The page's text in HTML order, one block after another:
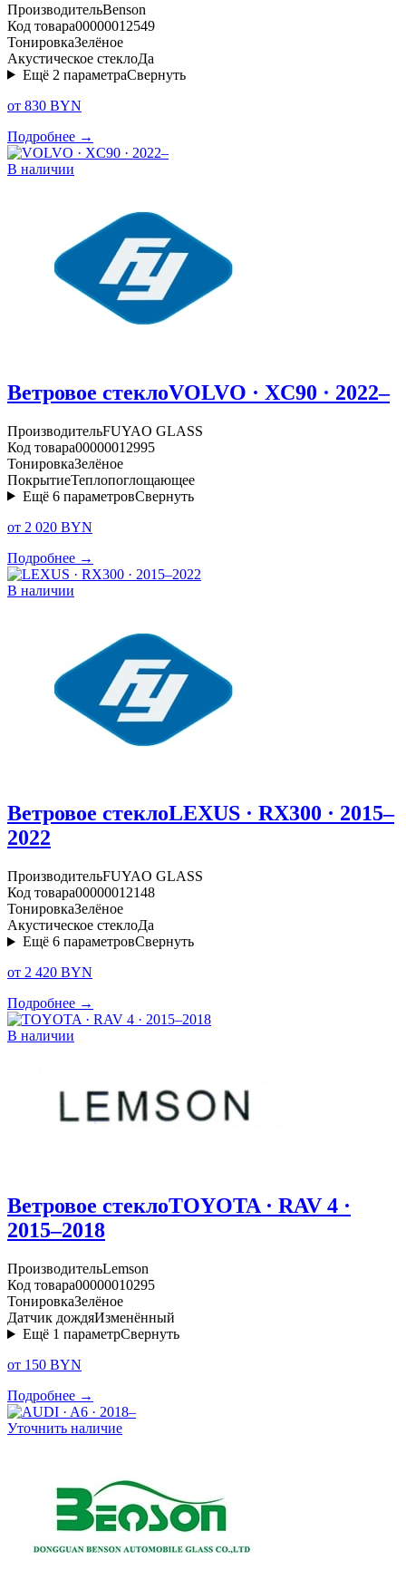
ПроизводительBenson
Код товара00000012549
ТонировкаЗелёное
Акустическое стеклоДа
Ещё 2 параметраСвернуть
от 830 BYN
Подробнее →
В наличии
Ветровое стеклоVOLVO · XC90 · 2022–
ПроизводительFUYAO GLASS
Код товара00000012995
ТонировкаЗелёное
ПокрытиеТеплопоглощающее
Ещё 6 параметровСвернуть
от 2 020 BYN
Подробнее →
В наличии
Ветровое стеклоLEXUS · RX300 · 2015–
2022
ПроизводительFUYAO GLASS
Код товара00000012148
ТонировкаЗелёное
Акустическое стеклоДа
Ещё 6 параметровСвернуть
от 2 420 BYN
Подробнее →
В наличии
Ветровое стеклоTOYOTA · RAV 4 ·
2015–2018
ПроизводительLemson
Код товара00000010295
ТонировкаЗелёное
Датчик дождяИзменённый
Ещё 1 параметрСвернуть
от 150 BYN
Подробнее →
Уточнить наличие